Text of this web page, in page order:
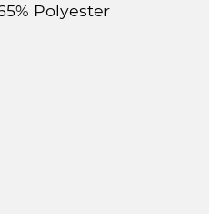
Polyester